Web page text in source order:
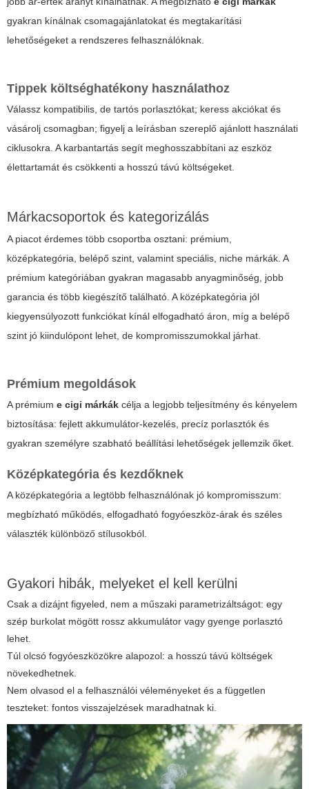
gyakran kínálnak csomagajánlatokat és megtakarítási
lehetőségeket a rendszeres felhasználóknak.
Tippek költséghatékony használathoz
Válassz kompatibilis, de tartós porlasztókat; keress akciókat és
vásárolj csomagban; figyelj a leírásban szereplő ajánlott használati
ciklusokra. A karbantartás segít meghosszabbítani az eszköz
élettartamát és csökkenti a hosszú távú költségeket.
Márkacsoportok és kategorizálás
A piacot érdemes több csoportba osztani: prémium,
középkategória, belépő szint, valamint speciális, niche márkák. A
prémium kategóriában gyakran magasabb anyagminőség, jobb
garancia és több kiegészítő található. A középkategória jól
kiegyensúlyozott funkciókat kínál elfogadható áron, míg a belépő
szint jó kiindulópont lehet, de kompromisszumokkal járhat.
Prémium megoldások
A prémium e cigi márkák célja a legjobb teljesítmény és kényelem
biztosítása: fejlett akkumulátor-kezelés, precíz porlasztók és
gyakran személyre szabható beállítási lehetőségek jellemzik őket.
Középkategória és kezdőknek
A középkategória a legtöbb felhasználónak jó kompromisszum:
megbízható működés, elfogadható fogyóeszköz-árak és széles
választék különböző stílusokból.
Gyakori hibák, melyeket el kell kerülni
Csak a dizájnt figyeled, nem a műszaki parametrizáltságot: egy
szép burkolat mögött rossz akkumulátor vagy gyenge porlasztó
lehet.
Túl olcsó fogyóeszközökre alapozol: a hosszú távú költségek
növekedhetnek.
Nem olvasod el a felhasználói véleményeket és a független
teszteket: fontos visszajelzések maradhatnak ki.